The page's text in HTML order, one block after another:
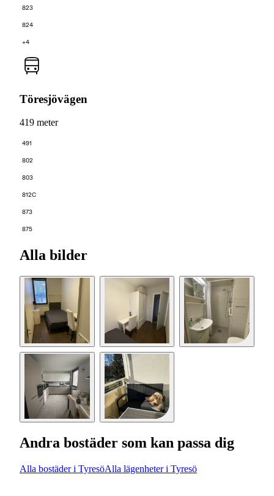
823
824
+4
Töresjövägen
419 meter
491
802
803
812C
873
875
Alla bilder
Andra bostäder som kan passa dig
Alla bostäder i TyresöAlla lägenheter i Tyresö